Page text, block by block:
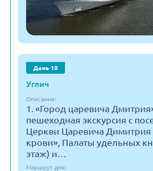
День 10
Углич
Описание:
1. «Город царевича
пешеходная экскурсия с
Церкви Царевича Димитрия
крови», Палаты удельных
этаж) и…
Маршрут дня: